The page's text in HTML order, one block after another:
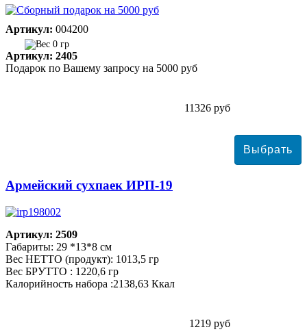
Артикул: 004200
0 гр
Артикул: 2405
Подарок по Вашему запросу на 5000 руб
11326 руб
Армейский сухпаек ИРП-19
Артикул: 2509
Габариты: 29 *13*8 см
Вес НЕТТО (продукт): 1013,5 гр
Вес БРУТТО : 1220,6 гр
Калорийность набора :2138,63 Ккал
1219 руб